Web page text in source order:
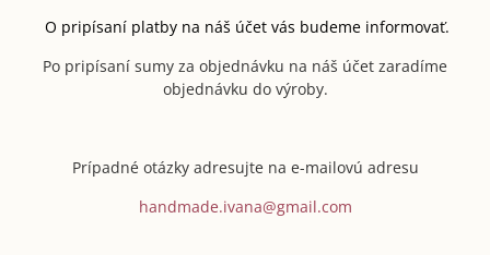
O pripísaní platby na náš účet vás budeme informovať.
Po pripísaní sumy za objednávku na náš účet zaradíme
objednávku do výroby.
Prípadné otázky adresujte na e-mailovú adresu
handmade.ivana@gmail.com